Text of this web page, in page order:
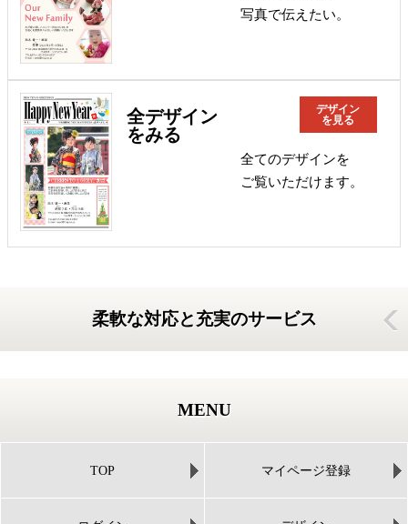
写真で伝えたい。
全デザイン
をみる
デザイン
を見る
全てのデザインを
ご覧いただけます。
柔軟な対応と充実のサービス
MENU
TOP マイページ登録